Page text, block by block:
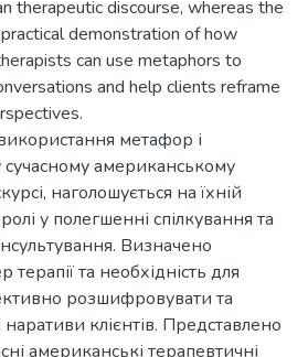
therapeutic discourse, whereas the
demonstration of how
can use metaphors to
and help clients reframe
метафор і
сучасному американському
наголошується на їхній
у полегшенні спілкування та
Визначено
та необхідність для
розшифровувати та
клієнтів. Представлено
американські терапевтичні